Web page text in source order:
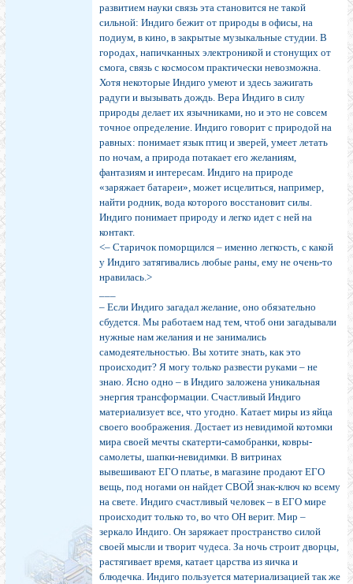
развитием науки связь эта становится не такой
сильной: Индиго бежит от природы в офисы, на
подиум, в кино, в закрытые музыкальные студии. В
городах, напичканных электроникой и стонущих от
смога, связь с космосом практически невозможна.
Хотя некоторые Индиго умеют и здесь зажигать
радуги и вызывать дождь. Вера Индиго в силу
природы делает их язычниками, но и это не совсем
точное определение. Индиго говорит с природой на
равных: понимает язык птиц и зверей, умеет летать
по ночам, а природа потакает его желаниям,
фантазиям и интересам. Индиго на природе
«заряжает батареи», может исцелиться, например,
найти родник, вода которого восстановит силы.
Индиго понимает природу и легко идет с ней на
контакт.
<– Старичок поморщился – именно легкость, с какой
у Индиго затягивались любые раны, ему не очень-то
нравилась.>
– Если Индиго загадал желание, оно обязательно
сбудется. Мы работаем над тем, чтоб они загадывали
нужные нам желания и не занимались
самодеятельностью. Вы хотите знать, как это
происходит? Я могу только развести руками – не
знаю. Ясно одно – в Индиго заложена уникальная
энергия трансформации. Счастливый Индиго
материализует все, что угодно. Катает миры из яйца
своего воображения. Достает из невидимой котомки
мира своей мечты скатерти-самобранки, ковры-
самолеты, шапки-невидимки. В витринах
вывешивают ЕГО платье, в магазине продают ЕГО
вещь, под ногами он найдет СВОЙ знак-ключ ко всему
на свете. Индиго счастливый человек – в ЕГО мире
происходит только то, во что ОН верит. Мир –
зеркало Индиго. Он заряжает пространство силой
своей мысли и творит чудеса. За ночь строит дворцы,
растягивает время, катает царства из яичка и
блюдечка. Индиго пользуется материализацией так же